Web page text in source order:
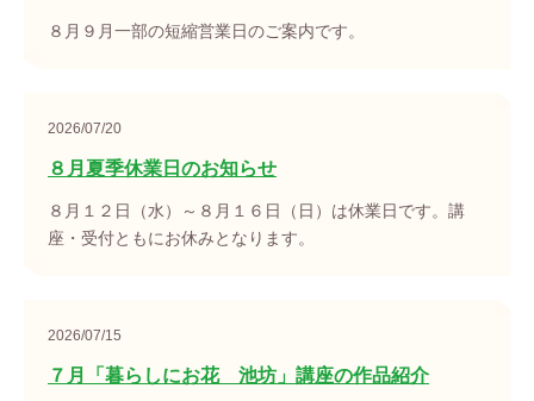
８月９月一部の短縮営業日のご案内です。
2026/07/20
８月夏季休業日のお知らせ
８月１２日（水）～８月１６日（日）は休業日です。講
座・受付ともにお休みとなります。
2026/07/15
７月「暮らしにお花 池坊」講座の作品紹介